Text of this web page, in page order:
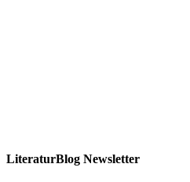
LiteraturBlog Newsletter